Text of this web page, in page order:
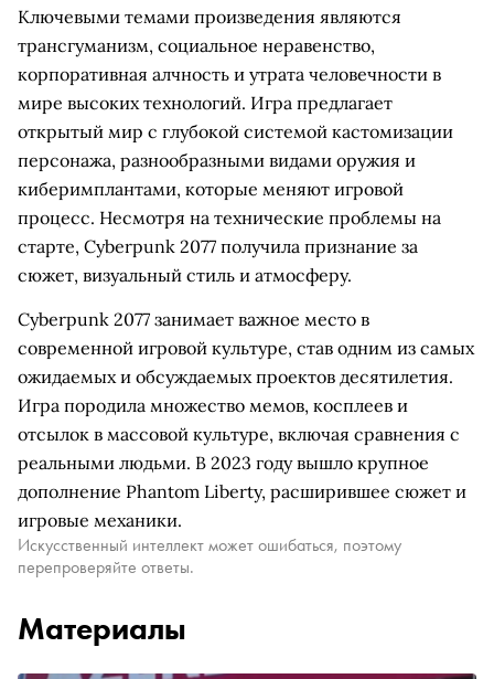
Ключевыми темами произведения являются
трансгуманизм, социальное неравенство,
корпоративная алчность и утрата человечности в
мире высоких технологий. Игра предлагает
открытый мир с глубокой системой кастомизации
персонажа, разнообразными видами оружия и
киберимплантами, которые меняют игровой
процесс. Несмотря на технические проблемы на
старте, Cyberpunk 2077 получила признание за
сюжет, визуальный стиль и атмосферу.
Cyberpunk 2077 занимает важное место в
современной игровой культуре, став одним из самых
ожидаемых и обсуждаемых проектов десятилетия.
Игра породила множество мемов, косплеев и
отсылок в массовой культуре, включая сравнения с
реальными людьми. В 2023 году вышло крупное
дополнение Phantom Liberty, расширившее сюжет и
игровые механики.
Искусственный интеллект может ошибаться, поэтому
перепроверяйте ответы.
Материалы